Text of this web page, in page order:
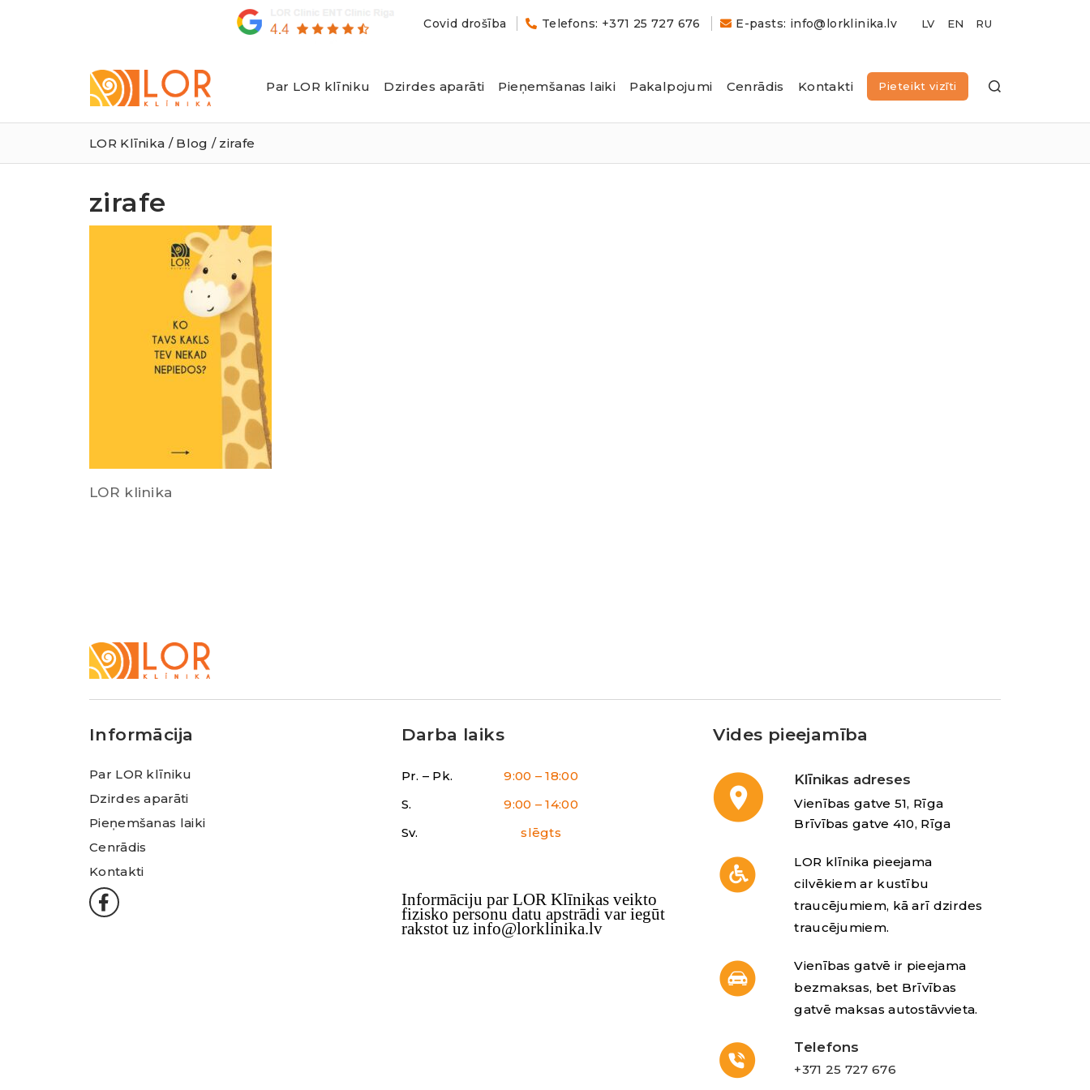
Covid drošība Telefons: +371 25 727 676 E-pasts: info@lorklinika.lv
Klīnika
Par LOR klīniku Dzirdes aparāti Pieņemšanas laiki Pakalpojumi Cenrādis Kontakti Pieteikt vizīti
LOR Klīnika / Blog / zirafe
zirafe
LOR klinika
Klīnika
Informācija
Par LOR klīniku
Dzirdes aparāti
Pieņemšanas laiki
Cenrādis
Kontakti
Darba laiks
Pr. – Pk.
9:00 – 18:00
S.
9:00 – 14:00
Sv.
slēgts
Informāciju par LOR Klīnikas veikto
fizisko personu datu apstrādi var iegūt
rakstot uz info@lorklinika.lv
Vides pieejamība
Klīnikas adreses
Vienības gatve 51, Rīga
Brīvības gatve 410, Rīga
LOR klīnika pieejama
cilvēkiem ar kustību
traucējumiem, kā arī dzirdes
traucējumiem.
Vienības gatvē ir pieejama
bezmaksas, bet Brīvības
gatvē maksas autostāvvieta.
Telefons
+371 25 727 676